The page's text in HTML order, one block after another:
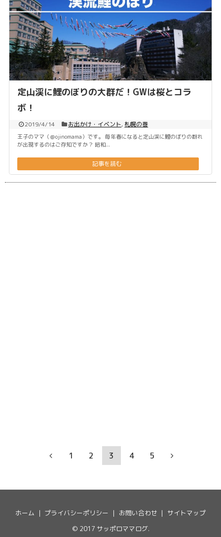
定山渓に鯉のぼりの大群だ！GWは桜とコラ
ボ！
2019/4/14 お出かけ・イベント,札幌の巻
王子のママ（＠ojinomama）です。 毎年春になると定山渓に鯉のぼりの群れ
が出現するのはご存知ですか？ 昭和...
記事を読む
1 2 3 4 5
ホーム プライバシーポリシー お問い合わせ
サイトマップ
© 2017 サッポロママログ.